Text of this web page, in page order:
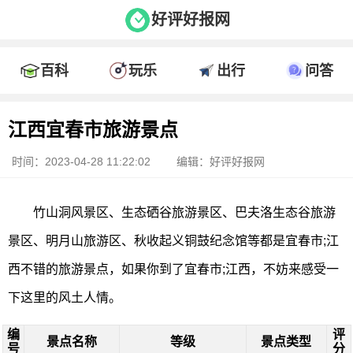
好评好报网
百科 玩乐 出行 问答
江西宜春市旅游景点
时间：2023-04-28 11:22:02 编辑：好评好报网
竹山洞风景区、生态硒谷旅游景区、巴夫洛生态谷旅游
景区、明月山旅游区、秋收起义铜鼓纪念馆等都是宜春市;江
西不错的旅游景点，如果你到了宜春市;江西，不妨来感受一
下这里的风土人情。
编
号
景点名称 等级 景点类型
评
分